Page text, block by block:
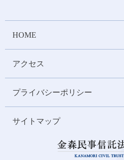
HOME
アクセス
プライバシーポリシー
サイトマップ